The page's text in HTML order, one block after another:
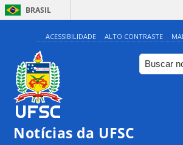
BRASIL
ACESSIBILIDADE ALTO CONTRASTE
Notícias da UFSC